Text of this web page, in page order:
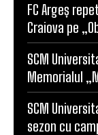
FC Argeș
Craiova pe
SCM
Memorialul
SCM
sezon cu